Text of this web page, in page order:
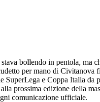
bollendo in pentola, ma
per mano di Civitanova
SuperLega e Coppa Italia da
prossima edizione della
comunicazione ufficiale.